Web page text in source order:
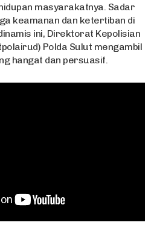
masyarakatnya. Sadar
keamanan dan ketertiban di
ini, Direktorat Kepolisian
Polda Sulut mengambil
hangat dan persuasif.